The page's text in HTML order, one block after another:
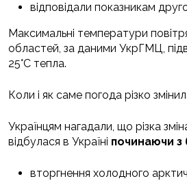
відповідали показникам
Максимальні температури
областей, за даними УкрГМЦ,
25°С тепла.
Коли і як саме погода різко
Українцям нагадали, що різка
відбулася в Україні починаючи з
вторгнення холодного